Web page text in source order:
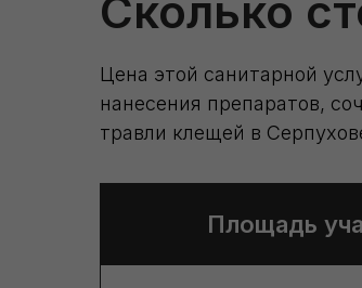
Сколько
Цена этой санитарной
нанесения препаратов,
травли клещей в
Площадь